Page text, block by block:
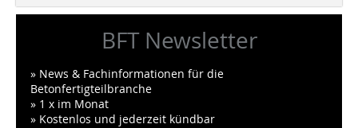
BFT Newsletter
» News & Fachinformationen für die
Betonfertigteilbranche
» 1 x im Monat
» Kostenlos und jederzeit kündbar